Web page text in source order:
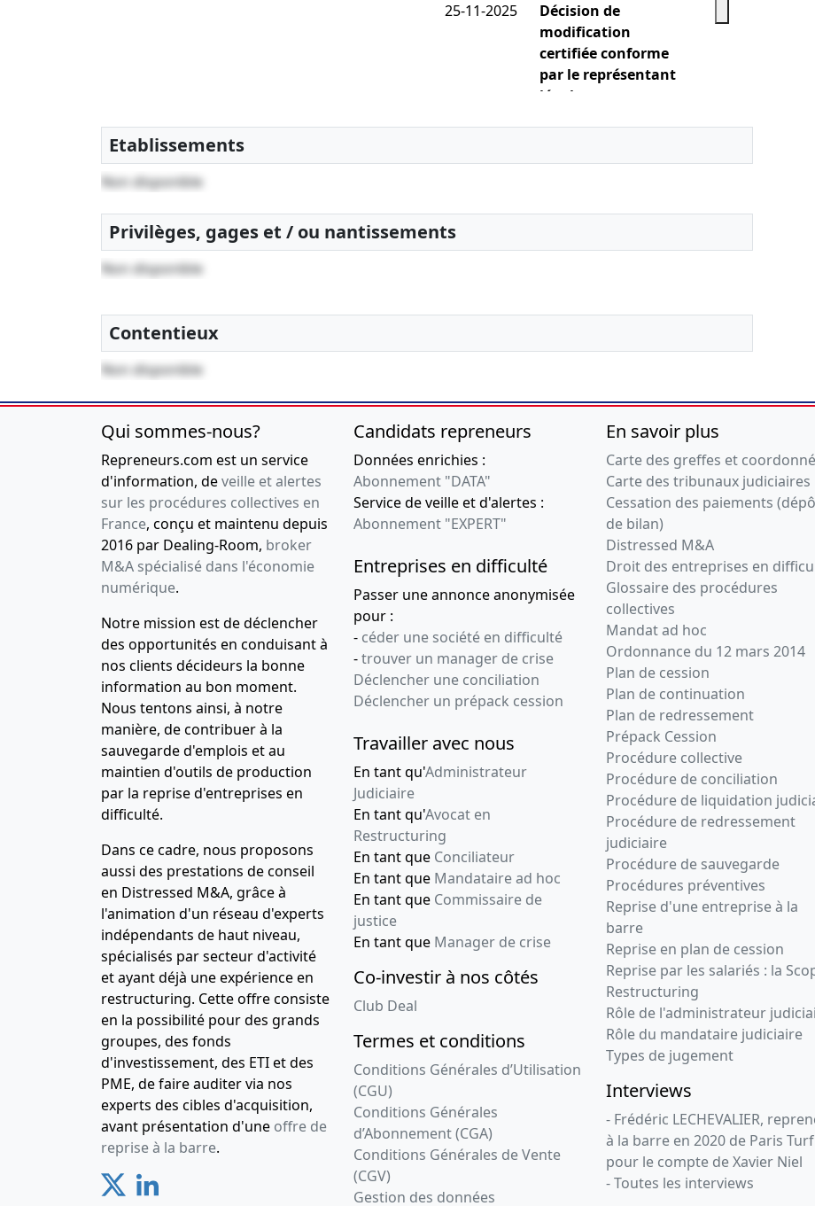
25-11-2025
Décision de
modification
certifiée conforme
par le représentant
légal
01-07-2015
Statuts constitutifs,
Etablissements
Non disponible
Privilèges, gages et / ou nantissements
Non disponible
Contentieux
Non disponible
Qui sommes-nous?
Repreneurs.com est un service
d'information, deveille et alertes
sur les procédures collectives en
France, conçu et maintenu depuis
2016 par Dealing-Room, broker
M&A spécialisé dans l'économie
numérique.
Notre mission est de déclencher
des opportunités en conduisant à
nos clients décideurs la bonne
information au bon moment.
Nous tentons ainsi, à notre
manière, de contribuer à la
sauvegarde d'emplois et au
maintien d'outils de production
par la reprise d'entreprises en
difficulté.
Dans ce cadre, nous proposons
aussi des prestations de conseil
en Distressed M&A, grâce à
l'animation d'un réseau d'experts
indépendants de haut niveau,
spécialisés par secteur d'activité
et ayant déjà une expérience en
restructuring. Cette offre consiste
en la possibilité pour des grands
groupes, des fonds
d'investissement, des ETI et des
PME, de faire auditer via nos
experts des cibles d'acquisition,
avant présentation d'une offre de
reprise à la barre.
Candidats repreneurs
Données enrichies :
Abonnement "DATA"
Service de veille et d'alertes :
Abonnement "EXPERT"
Entreprises en difficulté
Passer une annonce anonymisée
pour :
- céder une société en difficulté
-trouver un manager de crise
Déclencher une conciliation
Déclencher un prépack cession
Travailler avec nous
En tant qu'Administrateur
Judiciaire
En tant qu'Avocat en
Restructuring
En tant que Conciliateur
En tant que Mandataire ad hoc
En tant que Commissaire de
justice
En tant que Manager de crise
Co-investir à nos côtés
Club Deal
Termes et conditions
Conditions Générales d’Utilisation
(CGU)
Conditions Générales
d’Abonnement (CGA)
Conditions Générales de Vente
(CGV)
Gestion des données
En savoir plus
Carte des greffes et
Carte des tribunaux judiciaires
Cessation des paiements
de bilan)
Distressed M&A
Droit des entreprises en
Glossaire des procédures
collectives
Mandat ad hoc
Ordonnance du 12 mars 2014
Plan de cession
Plan de continuation
Plan de redressement
Prépack Cession
Procédure collective
Procédure de conciliation
Procédure de liquidation
Procédure de redressement
judiciaire
Procédure de sauvegarde
Procédures préventives
Reprise d'une entreprise à la
barre
Reprise en plan de cession
Reprise par les salariés : la
Restructuring
Rôle de l'administrateur
Rôle du mandataire judiciaire
Types de jugement
Interviews
- Frédéric LECHEVALIER,
à la barre en 2020 de Paris Turf
pour le compte de Xavier Niel
- Toutes les interviews